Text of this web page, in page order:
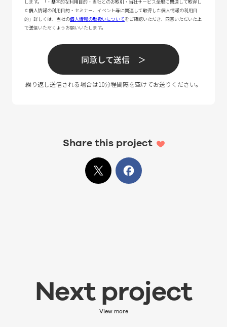
Share this project
XでシェアFacebook
Next project
View more
Next project
次の実績を見る